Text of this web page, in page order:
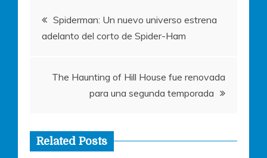
k
Navegación
entradas
Spiderman: Un nuevo universo estrena
adelanto del corto de Spider-Ham
The Haunting of Hill House fue renovada
para una segunda temporada
Related Posts